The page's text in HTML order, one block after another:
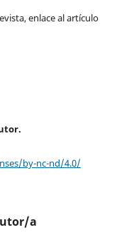
enlace al artículo
by-nc-nd/4.0/
a